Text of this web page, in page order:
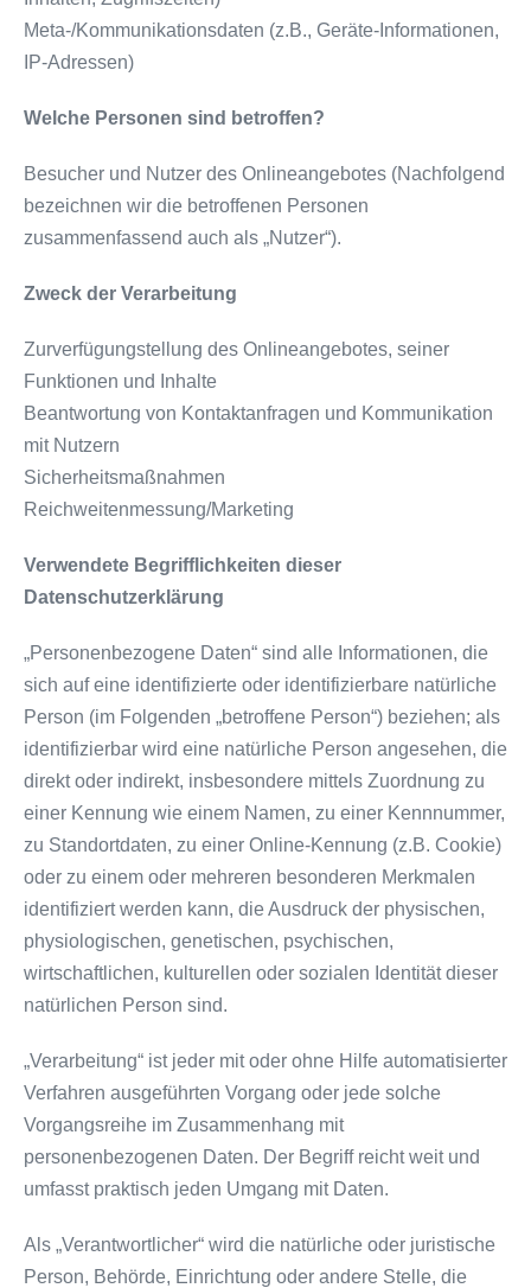
Meta-/Kommunikationsdaten (z.B., Geräte-Informationen,
IP-Adressen)
Welche Personen sind betroffen?
Besucher und Nutzer des Onlineangebotes (Nachfolgend
bezeichnen wir die betroffenen Personen
zusammenfassend auch als „Nutzer“).
Zweck der Verarbeitung
Zurverfügungstellung des Onlineangebotes, seiner
Funktionen und Inhalte
Beantwortung von Kontaktanfragen und Kommunikation
mit Nutzern
Sicherheitsmaßnahmen
Reichweitenmessung/Marketing
Verwendete Begrifflichkeiten dieser
Datenschutzerklärung
„Personenbezogene Daten“ sind alle Informationen, die
sich auf eine identifizierte oder identifizierbare natürliche
Person (im Folgenden „betroffene Person“) beziehen; als
identifizierbar wird eine natürliche Person angesehen, die
direkt oder indirekt, insbesondere mittels Zuordnung zu
einer Kennung wie einem Namen, zu einer Kennnummer,
zu Standortdaten, zu einer Online-Kennung (z.B. Cookie)
oder zu einem oder mehreren besonderen Merkmalen
identifiziert werden kann, die Ausdruck der physischen,
physiologischen, genetischen, psychischen,
wirtschaftlichen, kulturellen oder sozialen Identität dieser
natürlichen Person sind.
„Verarbeitung“ ist jeder mit oder ohne Hilfe automatisierter
Verfahren ausgeführten Vorgang oder jede solche
Vorgangsreihe im Zusammenhang mit
personenbezogenen Daten. Der Begriff reicht weit und
umfasst praktisch jeden Umgang mit Daten.
Als „Verantwortlicher“ wird die natürliche oder juristische
Person, Behörde, Einrichtung oder andere Stelle, die